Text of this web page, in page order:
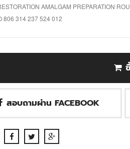
AMALGAM PREPARATION
806 314 237 524 012
สอบถามผ่าน FACEBOOK